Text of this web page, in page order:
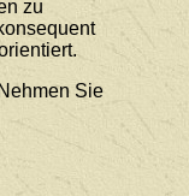
zu
Sie